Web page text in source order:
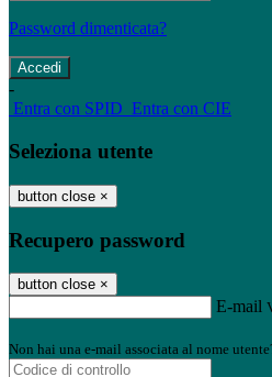
Password dimenticata?
-
Entra con SPID Entra con CIE
Seleziona utente
button close ×
Recupero password
button close ×
E-mail
Non hai una e-mail associata al nome